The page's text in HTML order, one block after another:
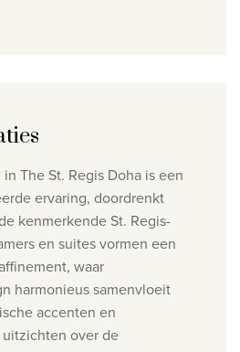
The St. Regis Doha is een
ervaring, doordrenkt
kenmerkende St. Regis-
en suites vormen een
waar
harmonieus samenvloeit
accenten en
over de